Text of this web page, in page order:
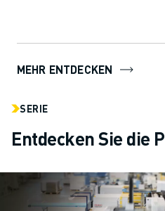
MEHR ENTDECKEN
SERIE
Entdecken Sie die